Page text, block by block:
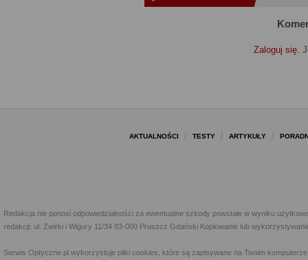
Zaloguj się.
AKTUALNOŚCI TESTY ARTYKUŁY
Redakcja nie ponosi odpowiedzialności za ewentualne szkody powstałe w wyniku
redakcji: ul. Żwirki i Wigury 11/34 83-000 Pruszcz Gdański Kopiowanie lub
Serwis Optyczne.pl wykorzystuje pliki cookies, które są zapisywane na Twoim